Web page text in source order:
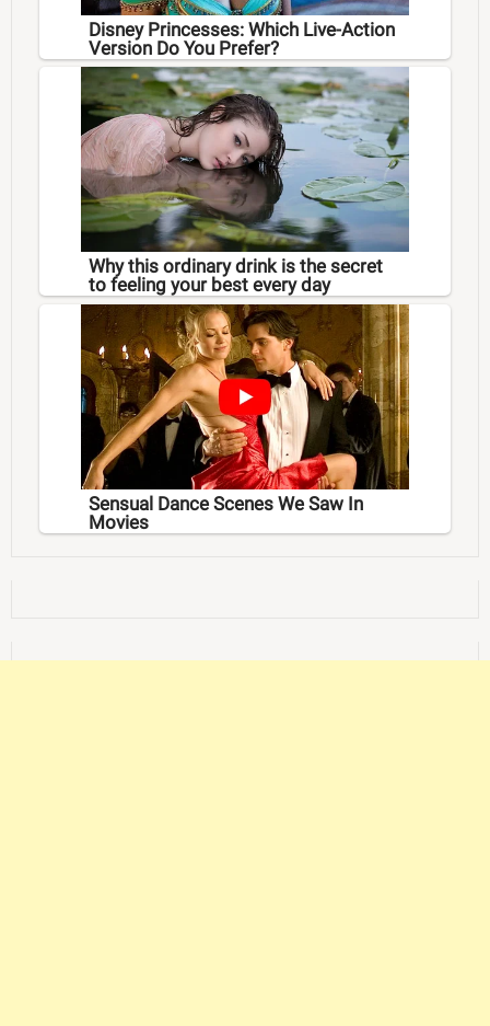
Disney Princesses: Which Live-Action
Version Do You Prefer?
Why this ordinary drink is the secret
to feeling your best every day
Sensual Dance Scenes We Saw In
Movies